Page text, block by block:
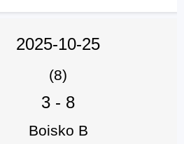
2025-10-25
(8)
3 - 8
Boisko B